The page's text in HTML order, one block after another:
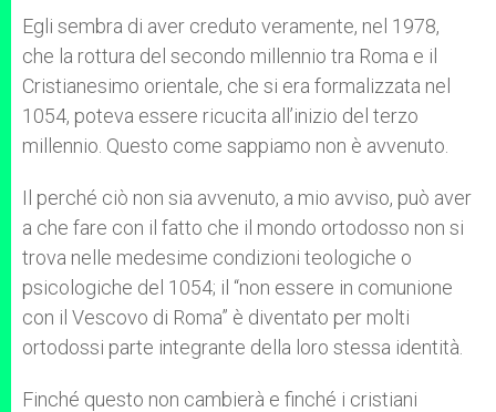
Egli sembra di aver creduto veramente, nel 1978,
che la rottura del secondo millennio tra Roma e il
Cristianesimo orientale, che si era formalizzata nel
1054, poteva essere ricucita all’inizio del terzo
millennio. Questo come sappiamo non è avvenuto.
Il perché ciò non sia avvenuto, a mio avviso, può aver
a che fare con il fatto che il mondo ortodosso non si
trova nelle medesime condizioni teologiche o
psicologiche del 1054; il “non essere in comunione
con il Vescovo di Roma” è diventato per molti
ortodossi parte integrante della loro stessa identità.
Finché questo non cambierà e finché i cristiani